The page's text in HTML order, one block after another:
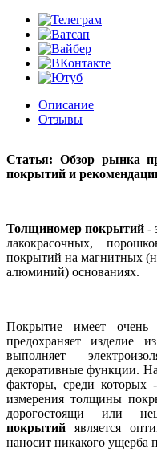
Описание
Отзывы
Статья: Обзор рынка
покрытий и
Толщиномер покрытий -
лакокрасочных,
покрытий на магнитных
алюминий) основаниях.
Покрытие имеет
предохраняет изделие
выполняет
декоративные функции.
факторы, среди которых
измерения толщины
дорогостоящи или
покрытий является
наносит никакого ущерба